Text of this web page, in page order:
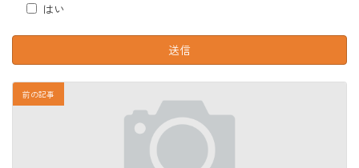
はい
前の記事